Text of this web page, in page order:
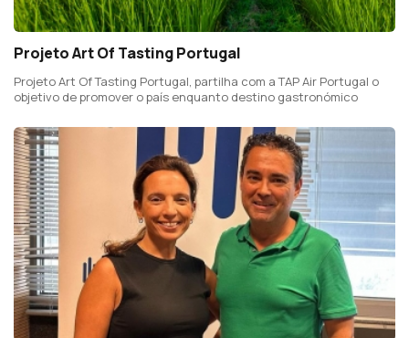
Projeto Art Of Tasting Portugal
Projeto Art Of Tasting Portugal, partilha com a TAP Air Portugal o
objetivo de promover o país enquanto destino gastronómico